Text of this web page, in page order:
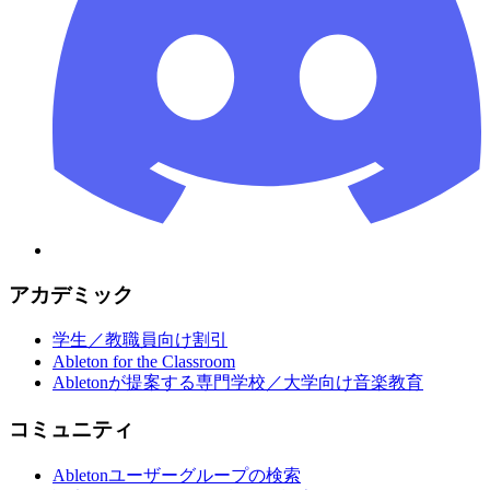
アカデミック
学生／教職員向け割引
Ableton for the Classroom
Abletonが提案する専門学校／大学向け音楽教育
コミュニティ
Abletonユーザーグループの検索